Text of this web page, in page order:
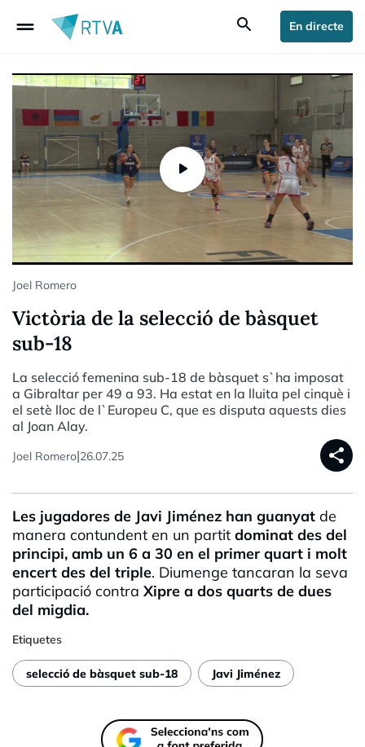
drag_handle search En directe
Joel Romero
Victòria de la selecció de bàsquet
sub-18
La selecció femenina sub-18 de bàsquet s`ha imposat
a Gibraltar per 49 a 93. Ha estat en la lluita pel cinquè i
el setè lloc de l`Europeu C, que es disputa aquests dies
al Joan Alay.
Joel Romero|26.07.25 share
Les jugadores de Javi Jiménez han guanyat de
manera contundent en un partit dominat des del
principi, amb un 6 a 30 en el primer quart i molt
encert des del triple. Diumenge tancaran la seva
participació contra Xipre a dos quarts de dues
del migdia.
Etiquetes
selecció de bàsquet sub-18 Javi Jiménez